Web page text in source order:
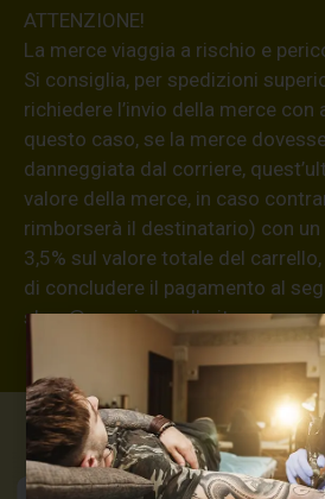
ATTENZIONE!
La merce viaggia a rischio e
Si consiglia, per spedizioni
richiedere l’invio della merce con
questo caso, se la merce
danneggiata dal corriere,
valore della merce, in caso
rimborserà il destinatario) con
3,5% sul valore totale del
di concludere il pagamento al
shop@maxsignorello.it.
Max